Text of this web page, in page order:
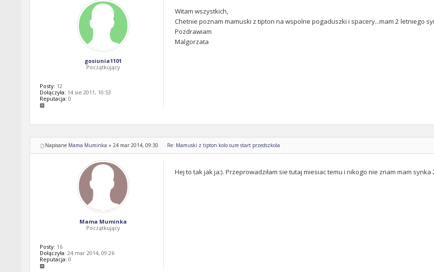
Witam wszystkich,
Chetnie poznam mamuski z tipton na wspolne pogaduszki i spacery...mam 2 letniego
Pozdrawiam
Malgorzata
gosiunia1101
Początkujący
Posty: 12
Dołączyła: 14 sie 2011, 10:53
Reputacja: 0
Napisane Mama Muminka » 24 mar 2014, 09:30 Re: Mamuski z tipton kolo sure start przedszkola
Hej to tak jak ja:). Przeprowadziłam sie tutaj miesiac temu i nikogo nie znam mam
Mama Muminka
Początkujący
Posty: 16
Dołączyła: 24 mar 2014, 09:26
Reputacja: 0